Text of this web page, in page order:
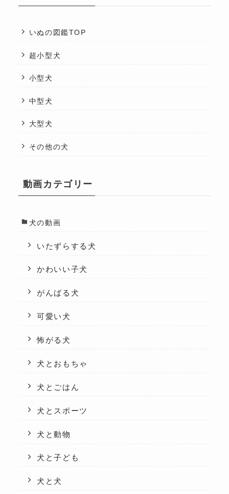
いぬの図鑑TOP
超小型犬
小型犬
中型犬
大型犬
その他の犬
動画カテゴリー
犬の動画
いたずらする犬
かわいい子犬
がんばる犬
可愛い犬
怖がる犬
犬とおもちゃ
犬とごはん
犬とスポーツ
犬と動物
犬と子ども
犬と犬